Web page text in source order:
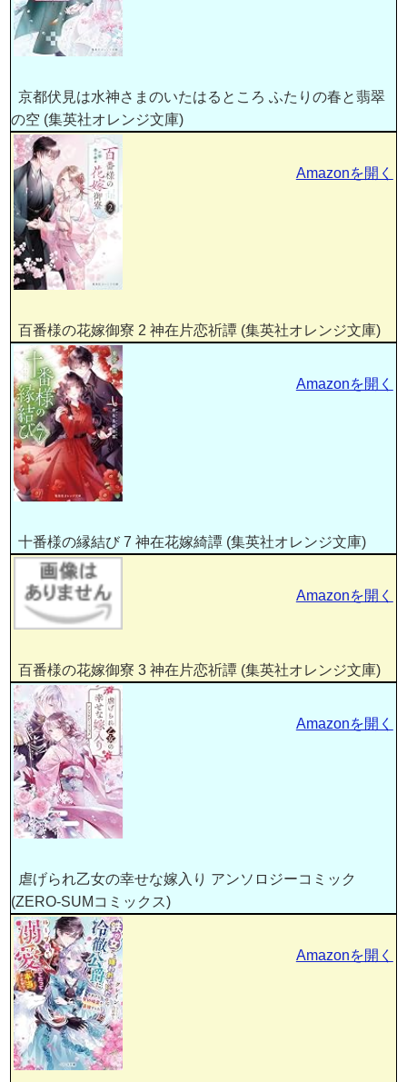
京都伏見は水神さまのいたはるところ ふたりの春と翡翠
の空 (集英社オレンジ文庫)
百番様の花嫁御寮 2 神在片恋祈譚 (集英社オレンジ文庫)
Amazonを開く
十番様の縁結び 7 神在花嫁綺譚 (集英社オレンジ文庫)
Amazonを開く
百番様の花嫁御寮 3 神在片恋祈譚 (集英社オレンジ文庫)
Amazonを開く
虐げられ乙女の幸せな嫁入り アンソロジーコミック
(ZERO-SUMコミックス)
Amazonを開く
Amazonを開く